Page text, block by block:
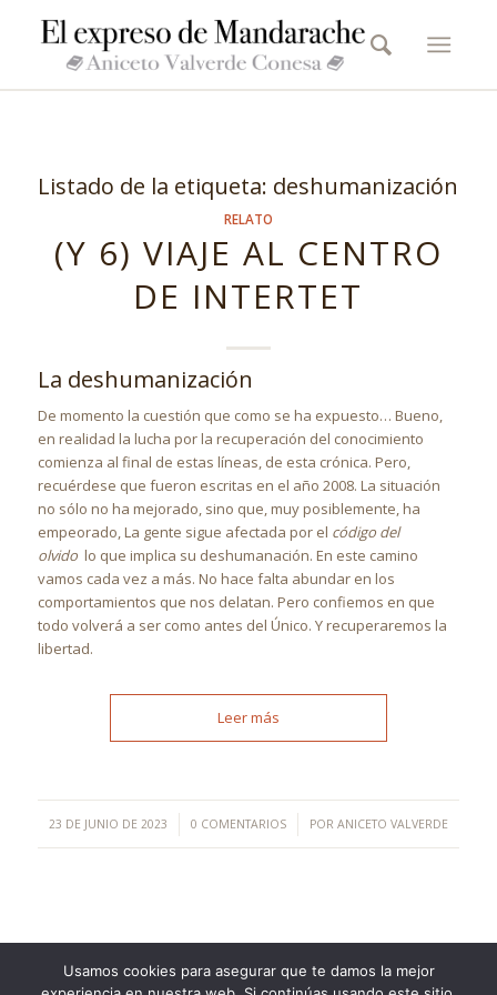
Listado de la etiqueta: deshumanización
RELATO
(Y 6) VIAJE AL CENTRO
DE INTERTET
La deshumanización
De momento la cuestión que como se ha expuesto… Bueno,
en realidad la lucha por la recuperación del conocimiento
comienza al final de estas líneas, de esta crónica. Pero,
recuérdese que fueron escritas en el año 2008. La situación
no sólo no ha mejorado, sino que, muy posiblemente, ha
empeorado, La gente sigue afectada por el código del
olvido lo que implica su deshumanación. En este camino
vamos cada vez a más. No hace falta abundar en los
comportamientos que nos delatan. Pero confiemos en que
todo volverá a ser como antes del Único. Y recuperaremos la
libertad.
Leer más
23 DE JUNIO DE 2023
/ 0 COMENTARIOS
/ POR ANICETO VALVERDE
Usamos cookies para asegurar que te damos la mejor